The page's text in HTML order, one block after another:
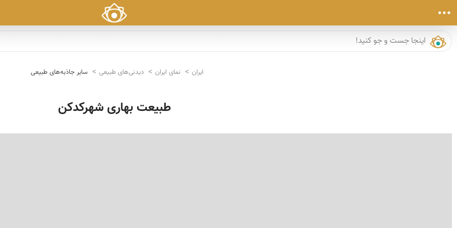
ایران نمای ایران دیدنی‌های طبیعی سایر جاذبه‌های طبیعی
طبیعت بهاری شهرکدکن